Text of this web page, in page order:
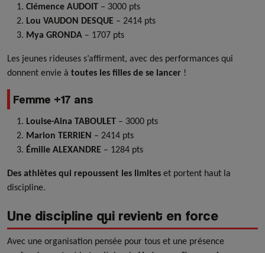
Clémence AUDOIT – 3000 pts
Lou VAUDON DESQUE – 2414 pts
Mya GRONDA – 1707 pts
Les jeunes rideuses s’affirment, avec des performances qui
donnent envie à toutes les filles de se lancer !
Femme +17 ans
Louise-Aina TABOULET – 3000 pts
Marion TERRIEN – 2414 pts
Émilie ALEXANDRE – 1284 pts
Des athlètes qui repoussent les limites et portent haut la
discipline.
Une discipline qui revient en force
Avec une organisation pensée pour tous et une présence